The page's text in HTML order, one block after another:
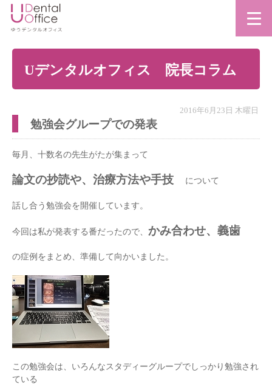
Uデンタルオフィス 院長コラム
2016年6月23日 木曜日
勉強会グループでの発表
毎月、十数名の先生がたが集まって
論文の抄読や、治療方法や手技 について
話し合う勉強会を開催しています。
今回は私が発表する番だったので、 かみ合わせ、義歯
の症例をまとめ、準備して向かいました。
この勉強会は、いろんなスタディーグループでしっかり勉強され
ている